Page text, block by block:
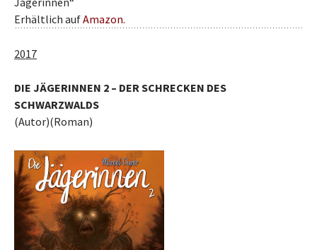
Erhältlich aufAmazon.
2017
DIE JÄGERINNEN 2 – DER SCHRECKEN DES
SCHWARZWALDS
(Autor)(Roman)